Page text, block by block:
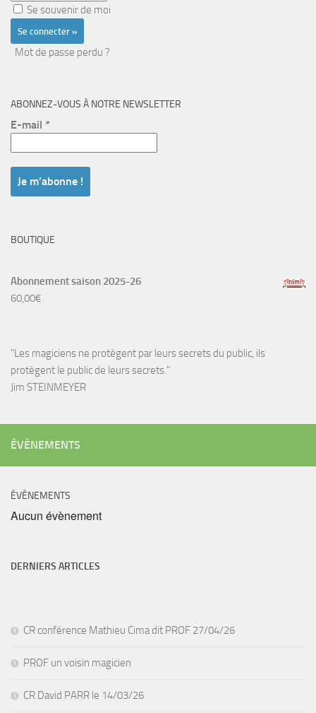
Se souvenir de moi
Mot de passe perdu ?
ABONNEZ-VOUS À NOTRE NEWSLETTER
E-mail *
BOUTIQUE
Abonnement saison 2025-26
60,00€
"Les magiciens ne protègent par leurs secrets du public, ils
protègent le public de leurs secrets."
Jim STEINMEYER
ÉVÈNEMENTS
ÉVÈNEMENTS
Aucun évènement
DERNIERS ARTICLES
CR conférence Mathieu Cima dit PROF 27/04/26
PROF un voisin magicien
CR David PARR le 14/03/26